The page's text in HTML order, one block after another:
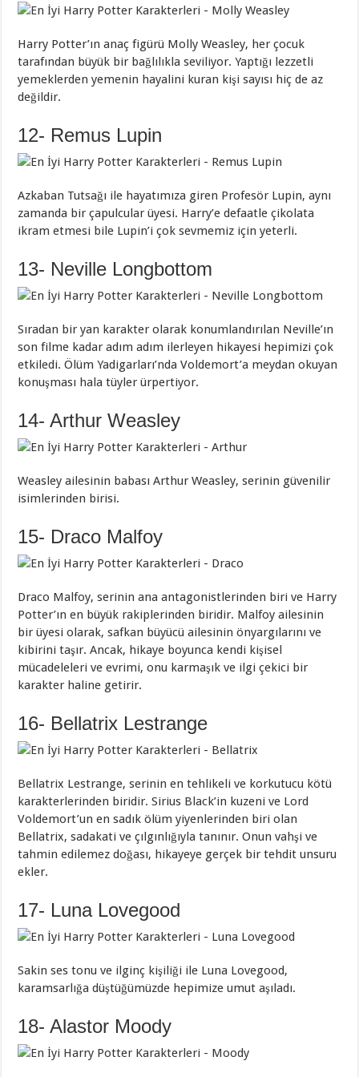
Harry Potter’ın anaç figürü Molly Weasley, her çocuk
tarafından büyük bir bağlılıkla seviliyor. Yaptığı lezzetli
yemeklerden yemenin hayalini kuran kişi sayısı hiç de az
değildir.
12- Remus Lupin
Azkaban Tutsağı ile hayatımıza giren Profesör Lupin, aynı
zamanda bir çapulcular üyesi. Harry’e defaatle çikolata
ikram etmesi bile Lupin’i çok sevmemiz için yeterli.
13- Neville Longbottom
Sıradan bir yan karakter olarak konumlandırılan Neville’ın
son filme kadar adım adım ilerleyen hikayesi hepimizi çok
etkiledi. Ölüm Yadigarları’nda Voldemort’a meydan okuyan
konuşması hala tüyler ürpertiyor.
14- Arthur Weasley
Weasley ailesinin babası Arthur Weasley, serinin güvenilir
isimlerinden birisi.
15- Draco Malfoy
Draco Malfoy, serinin ana antagonistlerinden biri ve Harry
Potter’ın en büyük rakiplerinden biridir. Malfoy ailesinin
bir üyesi olarak, safkan büyücü ailesinin önyargılarını ve
kibirini taşır. Ancak, hikaye boyunca kendi kişisel
mücadeleleri ve evrimi, onu karmaşık ve ilgi çekici bir
karakter haline getirir.
16- Bellatrix Lestrange
Bellatrix Lestrange, serinin en tehlikeli ve korkutucu kötü
karakterlerinden biridir. Sirius Black’in kuzeni ve Lord
Voldemort’un en sadık ölüm yiyenlerinden biri olan
Bellatrix, sadakati ve çılgınlığıyla tanınır. Onun vahşi ve
tahmin edilemez doğası, hikayeye gerçek bir tehdit unsuru
ekler.
17- Luna Lovegood
Sakin ses tonu ve ilginç kişiliği ile Luna Lovegood,
karamsarlığa düştüğümüzde hepimize umut aşıladı.
18- Alastor Moody